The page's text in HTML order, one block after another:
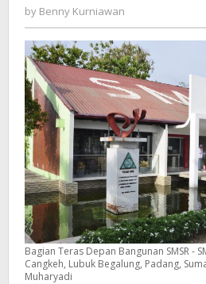
by Benny Kurniawan
Bagian Teras Depan Bangunan SMSR -
Cangkeh, Lubuk Begalung, Padang,
Muharyadi